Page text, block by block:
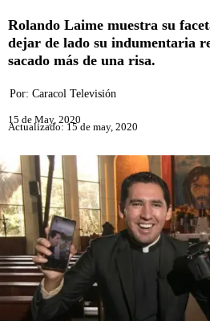
Rolando Laime muestra su
dejar de lado su indumentaria
sacado más de una risa.
Por: Caracol Televisión
15 de May, 2020
Actualizado: 15 de may, 2020